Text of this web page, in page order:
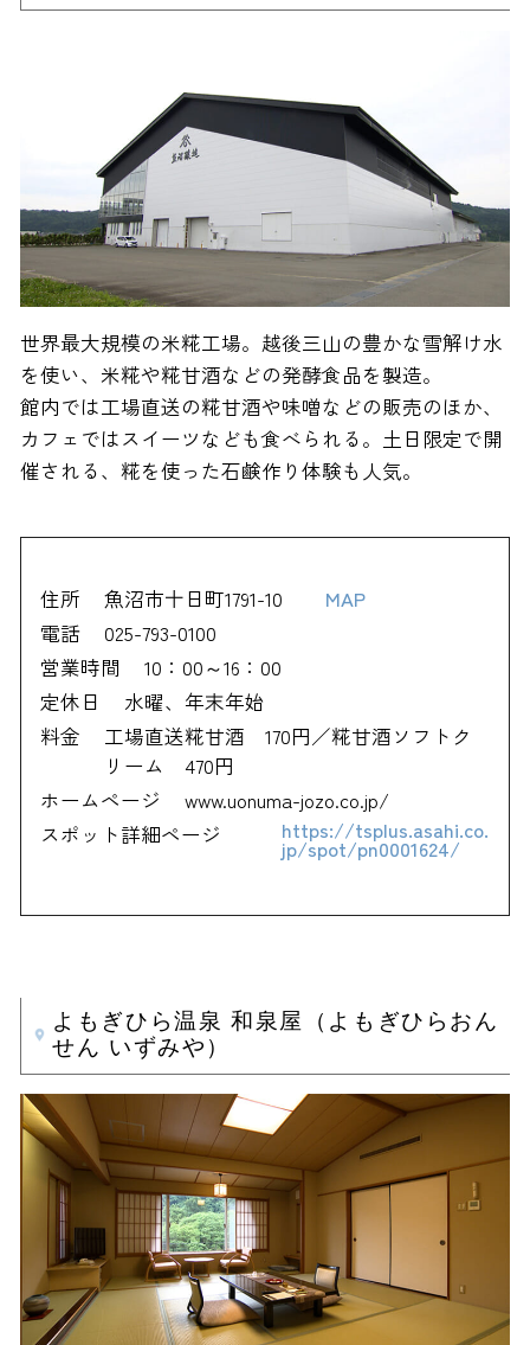
世界最大規模の米糀工場。越後三山の豊かな雪解け水
を使い、米糀や糀甘酒などの発酵食品を製造。
館内では工場直送の糀甘酒や味噌などの販売のほか、
カフェではスイーツなども食べられる。土日限定で開
催される、糀を使った石鹸作り体験も人気。
住所 魚沼市十日町1791-10
MAP
電話
025-793-0100
営業時間
10：00～16：00
定休日
水曜、年末年始
料金
工場直送糀甘酒 170円／糀甘酒ソフトク
リーム 470円
ホームページ
www.uonuma-jozo.co.jp/
スポット詳細ページ
https://tsplus.asahi.co.
jp/spot/pn0001624/
よもぎひら温泉 和泉屋（よもぎひらおん
せん いずみや）